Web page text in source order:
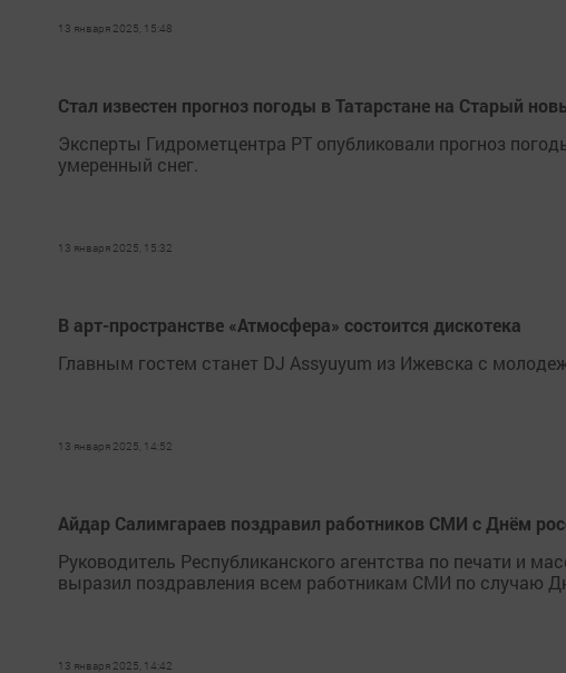
13 января 2025, 15:48
Стал известен прогноз погоды в Татарстане на Старый
Эксперты Гидрометцентра РТ опубликовали прогноз
умеренный снег.
13 января 2025, 15:32
В арт-пространстве «Атмосфера» состоится дискотека
Главным гостем станет DJ Assyuyum из Ижевска с
13 января 2025, 14:52
Айдар Салимгараев поздравил работников СМИ с Днём
Руководитель Республиканского агентства по печати и
выразил поздравления всем работникам СМИ по случаю
13 января 2025, 14:42